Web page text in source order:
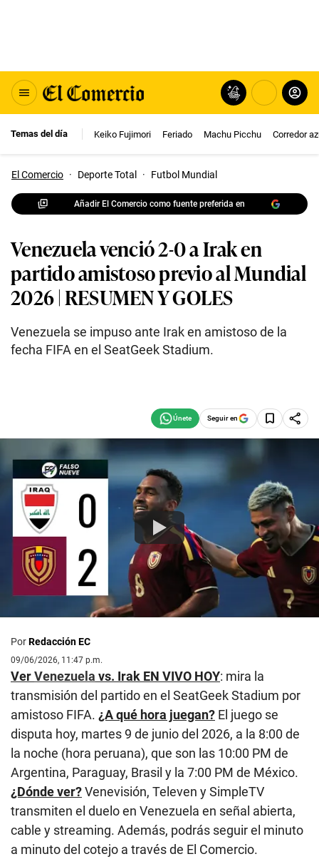
Temas del día Keiko Fujimori Feriado Machu Picchu Corredor
El Comercio · Deporte Total · Futbol Mundial
Añadir El Comercio como fuente preferida en
Venezuela venció 2-0 a Irak en
partido amistoso previo al Mundial
2026 | RESUMEN Y GOLES
Venezuela se impuso ante Irak en amistoso de la
fecha FIFA en el SeatGeek Stadium.
Seguir en
PorRedacción EC
09/06/2026, 11:47 p.m.
VerVenezuela vs. Irak EN VIVO HOY: mira la
transmisión del partido en el SeatGeek Stadium por
amistoso FIFA. ¿A qué hora juegan? El juego se
disputa hoy, martes 9 de junio del 2026, a la 8:00 de
la noche (hora peruana), que son las 10:00 PM de
Argentina, Paraguay, Brasil y la 7:00 PM de México.
¿Dónde ver?Venevisión, Televen y SimpleTV
transmiten el duelo en Venezuela en señal abierta,
cable y streaming. Además, podrás seguir el minuto
a minuto del cotejo a través de El Comercio.